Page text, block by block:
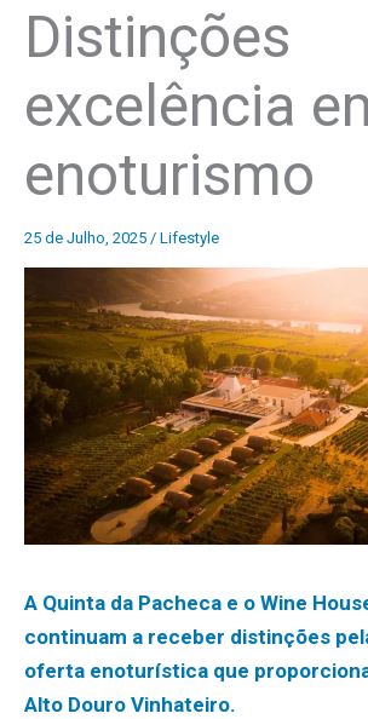
Distinções
excelência
enoturismo
25 de Julho, 2025 / Lifestyle
A Quinta da Pacheca e o Wine
continuam a receber distinções
oferta enoturística que
Alto Douro Vinhateiro.